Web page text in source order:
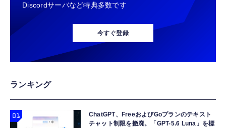
Discordサーバなど特典多数です
今すぐ登録
ランキング
ChatGPT、FreeおよびGoプランのテキスト
チャット制限を撤廃。「GPT-5.6 Luna」を標